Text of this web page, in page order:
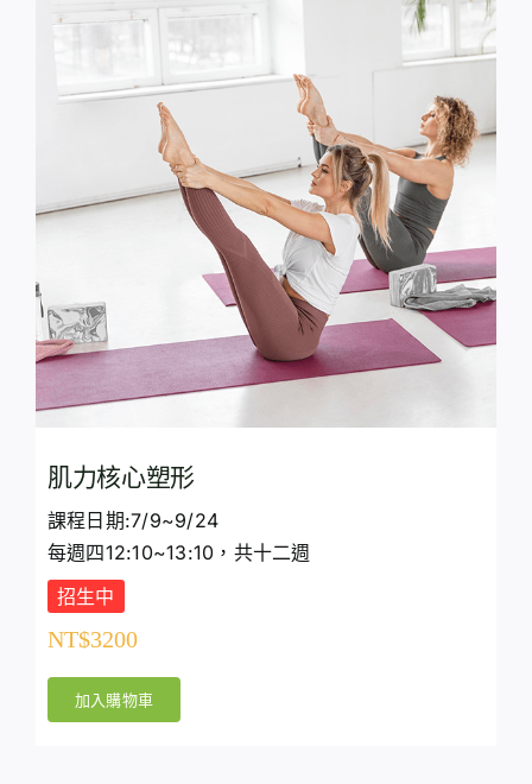
肌力核心塑形
課程日期:7/9~9/24
每週四12:10~13:10，共十二週
招生中
NT$3200
加入購物車